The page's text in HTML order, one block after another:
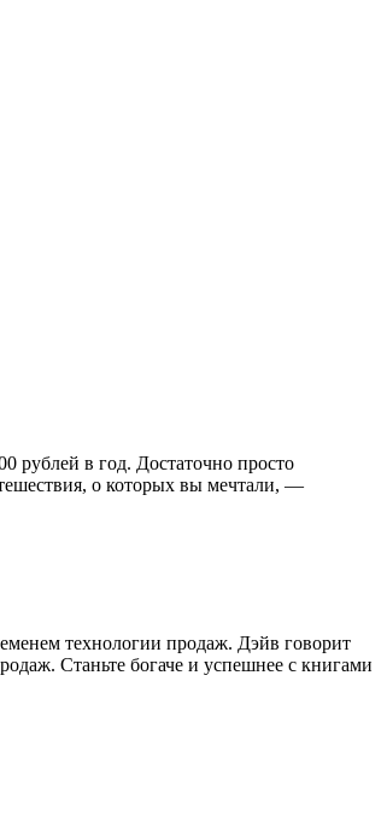
рублей в год. Достаточно просто
о которых вы мечтали, —
технологии продаж. Дэйв говорит
Станьте богаче и успешнее с книгами